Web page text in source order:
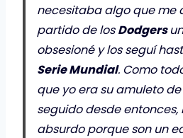
necesitaba algo que me
partido de losDodgers
obsesioné y los seguí
Serie Mundial. Como
que yo era su amuleto de
seguido desde
absurdo porque son un